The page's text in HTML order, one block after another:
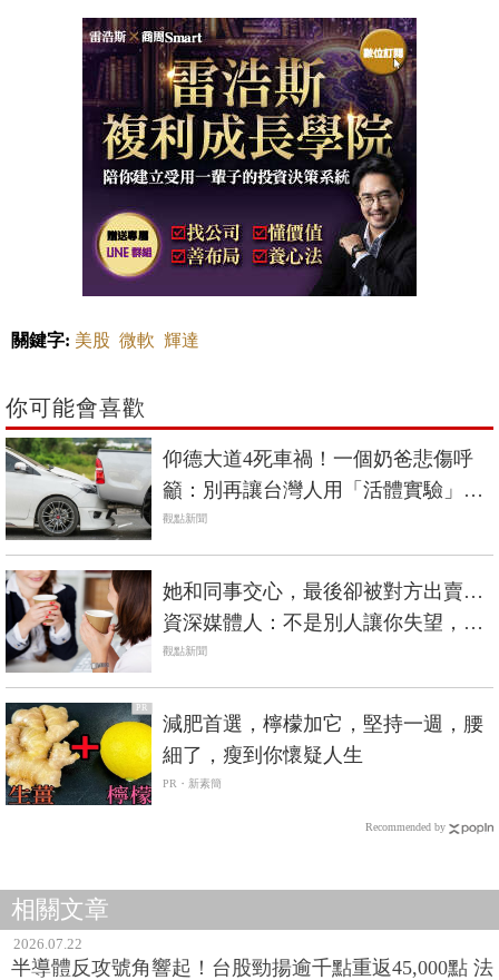
關鍵字: 美股 微軟 輝達
你可能會喜歡
仰德大道4死車禍！一個奶爸悲傷呼
籲：別再讓台灣人用「活體實驗」來
驗證車子安全
觀點新聞
她和同事交心，最後卻被對方出賣…
資深媒體人：不是別人讓你失望，是
你不該有寄望
觀點新聞
PR
減肥首選，檸檬加它，堅持一週，腰
細了，瘦到你懷疑人生
PR・新素簡
Recommended by
相關文章
2026.07.22
半導體反攻號角響起！台股勁揚逾千點重返45,000點 法